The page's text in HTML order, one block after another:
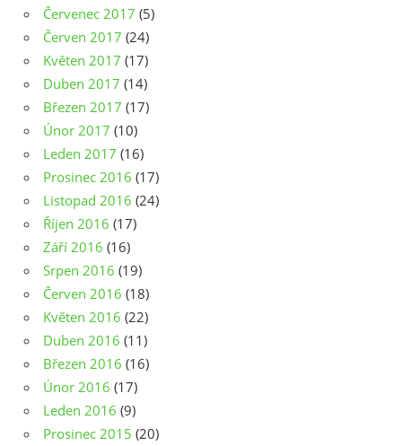
Červenec 2017 (5)
Červen 2017 (24)
Květen 2017 (17)
Duben 2017 (14)
Březen 2017 (17)
Únor 2017 (10)
Leden 2017 (16)
Prosinec 2016 (17)
Listopad 2016 (24)
Říjen 2016 (17)
Září 2016 (16)
Srpen 2016 (19)
Červen 2016 (18)
Květen 2016 (22)
Duben 2016 (11)
Březen 2016 (16)
Únor 2016 (17)
Leden 2016 (9)
Prosinec 2015 (20)